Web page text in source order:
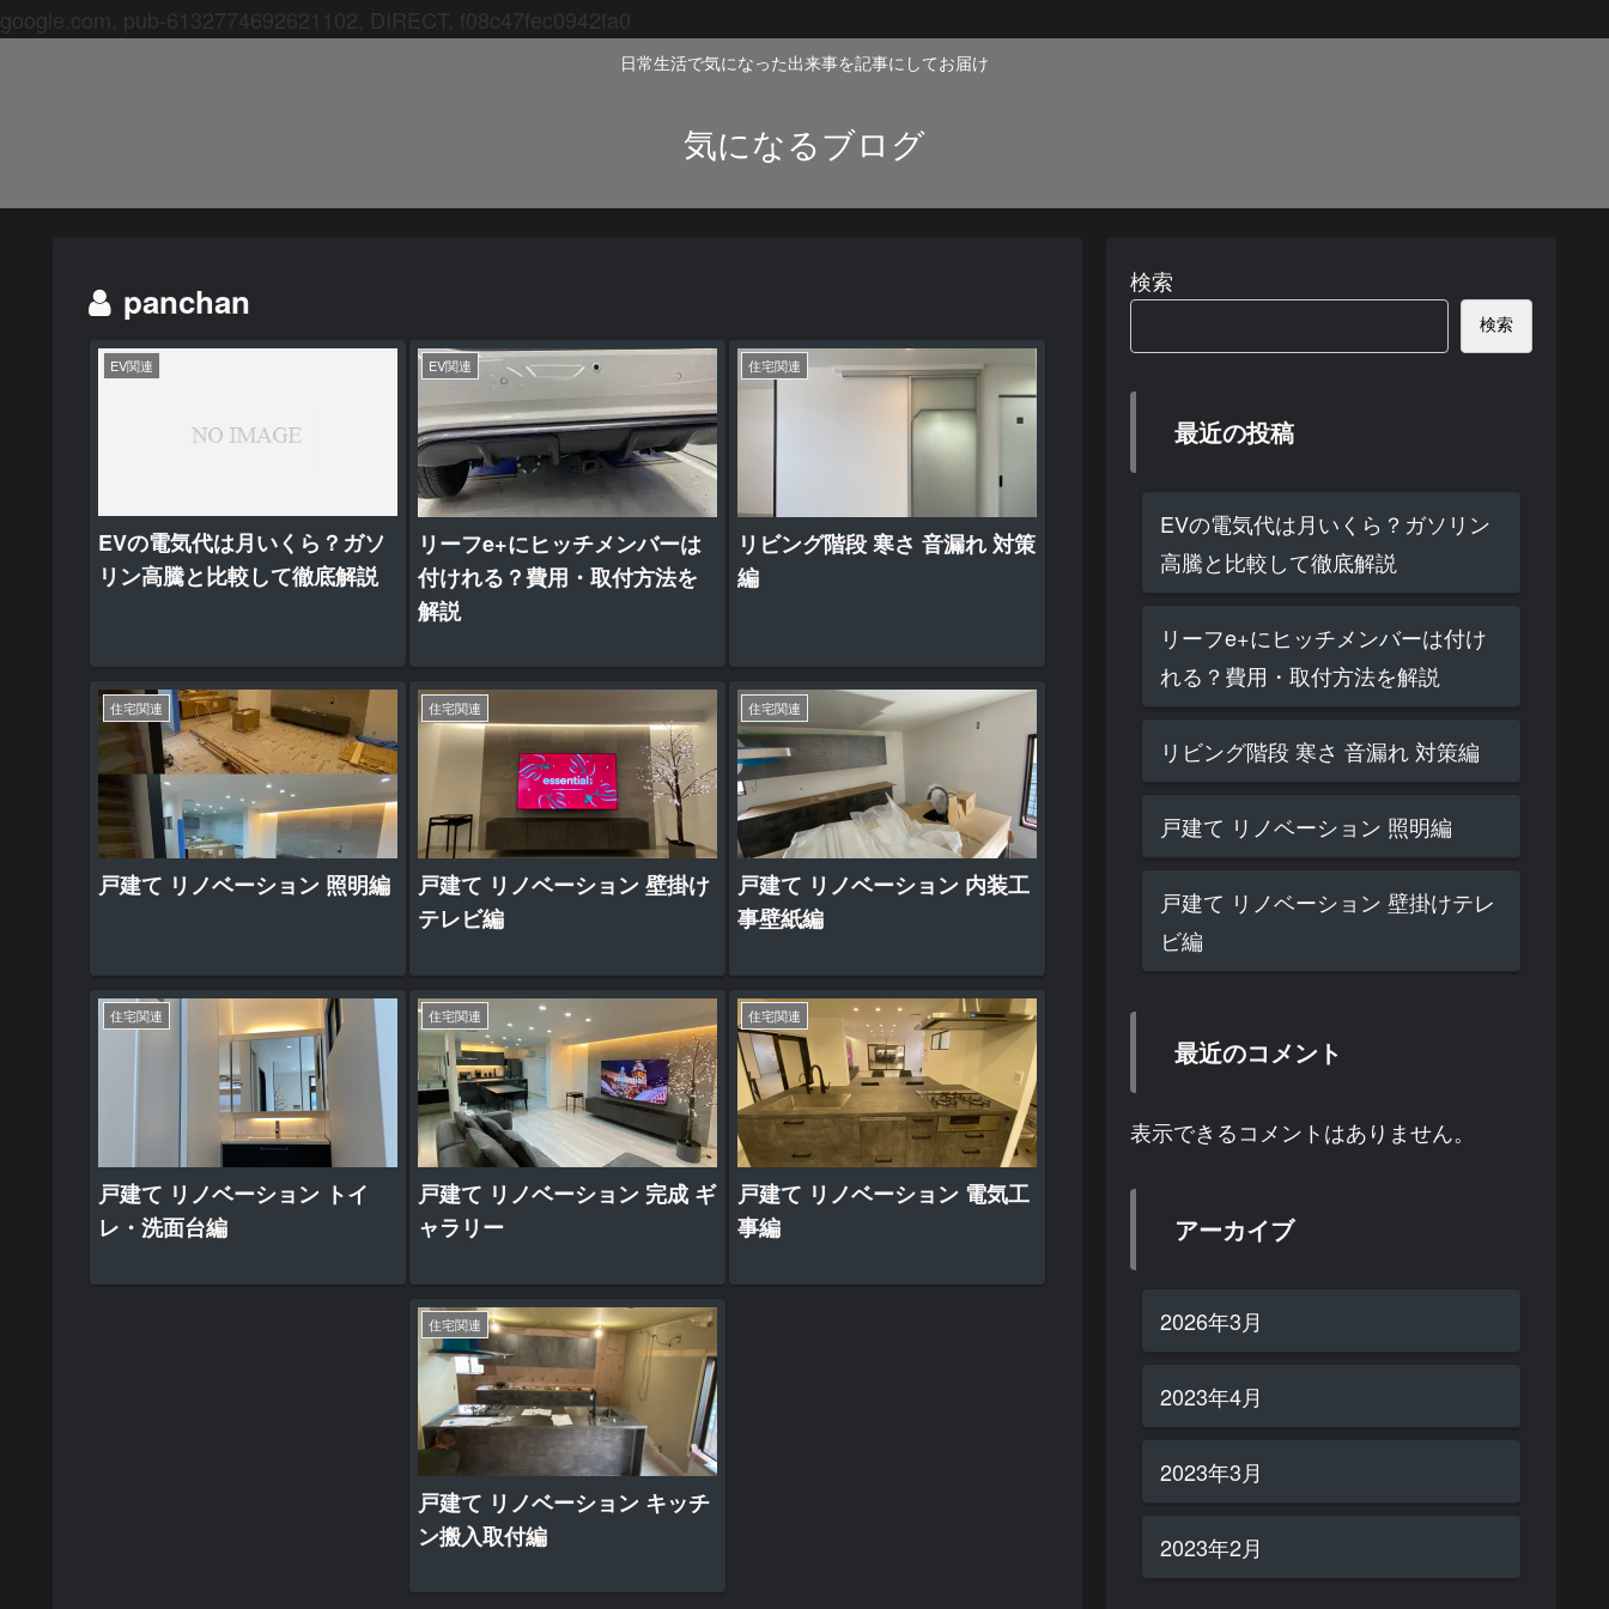
google.com, pub-6132774692621102, DIRECT, f08c47fec0942fa0
日常生活で気になった出来事を記事にしてお届け
気になるブログ
panchan
EV関連
EVの電気代は月いくら？ガソ
リン高騰と比較して徹底解説
EV関連
リーフe+にヒッチメンバーは
付けれる？費用・取付方法を
解説
住宅関連
リビング階段 寒さ 音漏れ 対策
編
住宅関連
戸建て リノベーション 照明編
住宅関連
戸建て リノベーション 壁掛け
テレビ編
住宅関連
戸建て リノベーション 内装工
事壁紙編
住宅関連
戸建て リノベーション トイ
レ・洗面台編
住宅関連
戸建て リノベーション 完成 ギ
ャラリー
住宅関連
戸建て リノベーション 電気工
事編
住宅関連
戸建て リノベーション キッチ
ン搬入取付編
検索
検索
最近の投稿
EVの電気代は月いくら？ガソリン
高騰と比較して徹底解説
リーフe+にヒッチメンバーは付け
れる？費用・取付方法を解説
リビング階段 寒さ 音漏れ 対策編
戸建て リノベーション 照明編
戸建て リノベーション 壁掛けテレ
ビ編
最近のコメント
表示できるコメントはありません。
アーカイブ
2026年3月
2023年4月
2023年3月
2023年2月